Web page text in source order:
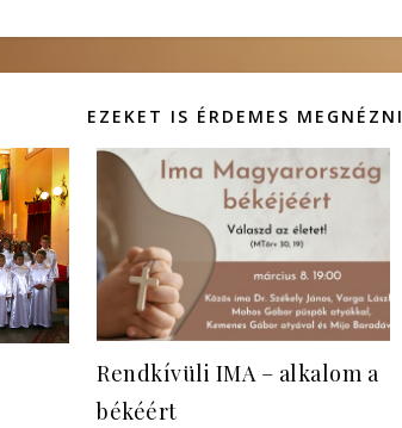
EZEKET IS ÉRDEMES MEGNÉZNI
Rendkívüli IMA – alkalom a
békéért